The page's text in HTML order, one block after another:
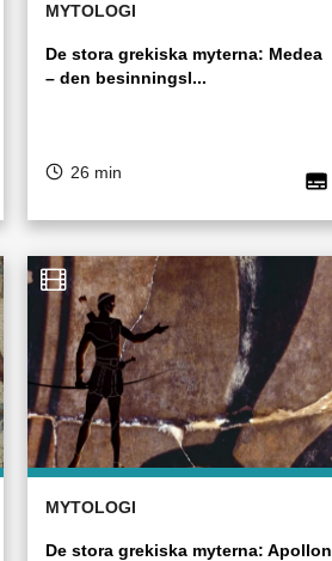
MYTOLOGI
De stora grekiska myterna: Medea
– den besinningsl...
26 min
MYTOLOGI
De stora grekiska myterna: Apollon